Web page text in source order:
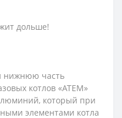
дольше!
нижнюю часть
котлов «АТЕМ»
который при
элементами котла